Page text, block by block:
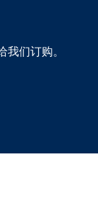
我们订购。